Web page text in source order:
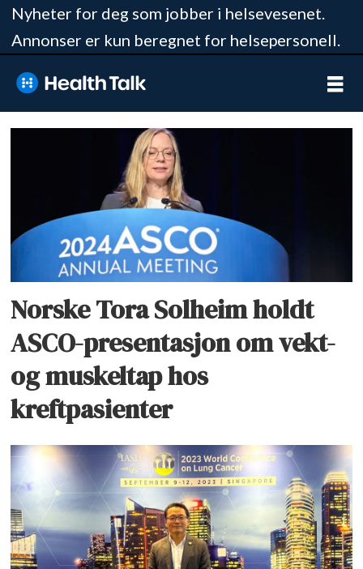
Nyheter for deg som jobber i helsevesenet.
Annonser er kun beregnet for helsepersonell.
Tag:
olavs
hospital
Norske Tora Solheim holdt
ASCO-presentasjon om vekt-
og muskeltap hos
kreftpasienter